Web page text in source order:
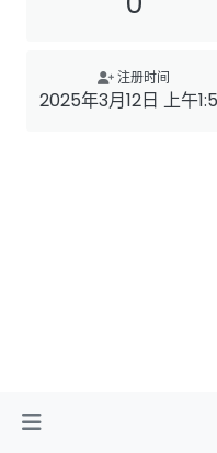
注册时间
2025年3月12日 上午